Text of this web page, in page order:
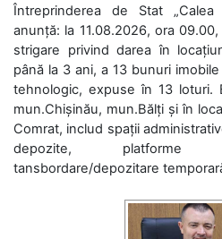
Întreprinderea de Stat „Calea
anunță: la 11.08.2026, ora
strigare privind darea în
până la 3 ani, a 13 bunuri
tehnologic, expuse în 13 loturi.
mun.Chișinău, mun.Bălți și în
Comrat, includ spații
depozite, platforme
tansbordare/depozitare